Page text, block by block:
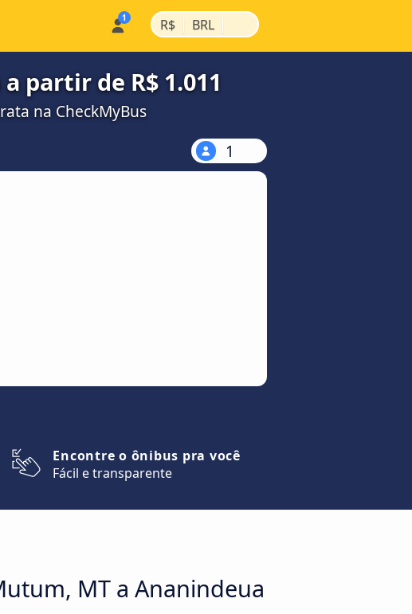
R$ | BRL |
partir de R$ 1.011
na CheckMyBus
1
Encontre o ônibus pra você
Fácil e transparente
MT a Ananindeua